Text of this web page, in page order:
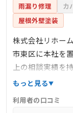
雨漏り修理 カ
屋根外壁塗装
株式会社リホー
市東区に本社を
上の相談実績を
工実績を記録し
ォーム商品で知
もっと見る
利用者の口コミ